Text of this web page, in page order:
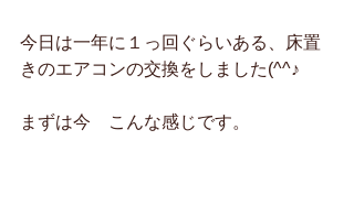
今日は一年に１っ回ぐらいある、床置
きのエアコンの交換をしました(^^♪
まずは今　こんな感じです。